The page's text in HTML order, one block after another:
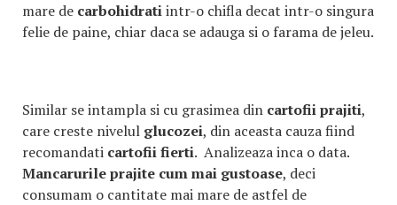
mare de carbohidratiintr-o chifla decat intr-o singura
felie de paine, chiar daca se adauga si o farama de jeleu.
Similar se intampla si cu grasimea din cartofii prajiti,
care creste nivelul glucozei, din aceasta cauza fiind
recomandati cartofii fierti. Analizeaza inca o data.
Mancarurile prajite cum mai gustoase, deci
consumam o cantitate mai mare de astfel de